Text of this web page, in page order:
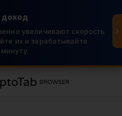
увеличивают скорость
их и зарабатывайте